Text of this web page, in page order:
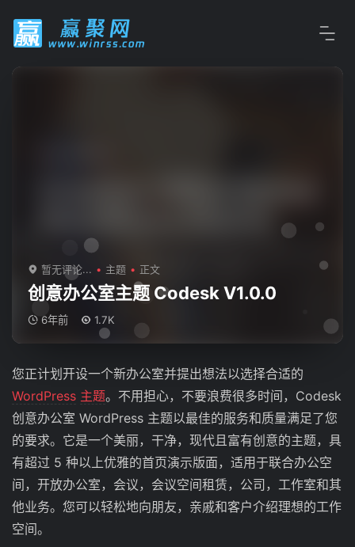
暂无评论... 主题 正文
创意办公室主题 Codesk V1.0.0
6年前 1.7K
您正计划开设一个新办公室并提出想法以选择合适的
WordPress 主题。不用担心，不要浪费很多时间，Codesk
创意办公室 WordPress 主题以最佳的服务和质量满足了您
的要求。它是一个美丽，干净，现代且富有创意的主题，具
有超过 5 种以上优雅的首页演示版面，适用于联合办公空
间，开放办公室，会议，会议空间租赁，公司，工作室和其
他业务。您可以轻松地向朋友，亲戚和客户介绍理想的工作
空间。